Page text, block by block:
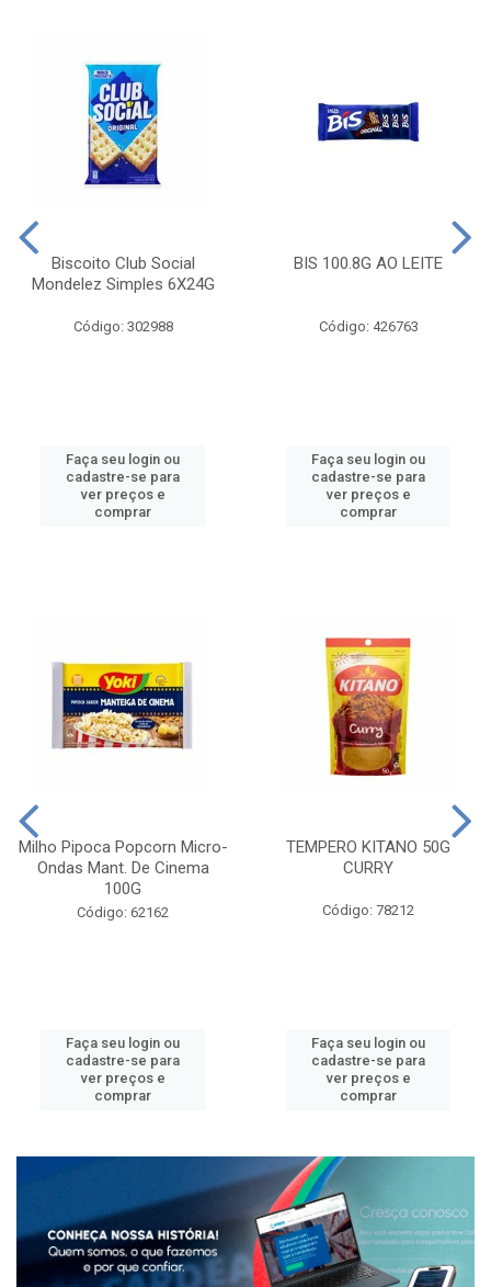
Biscoito Club Social
Mondelez Simples 6X24G
Código: 302988
Faça seu login ou
cadastre-se para
ver preços e
comprar
BIS 100.8G AO LEITE
Código: 426763
Faça seu login ou
cadastre-se para
ver preços e
comprar
Milho Pipoca Popcorn Micro-
Ondas Mant. De Cinema
100G
Código: 62162
Faça seu login ou
cadastre-se para
ver preços e
comprar
TEMPERO KITANO 50G
CURRY
Código: 78212
Faça seu login ou
cadastre-se para
ver preços e
comprar